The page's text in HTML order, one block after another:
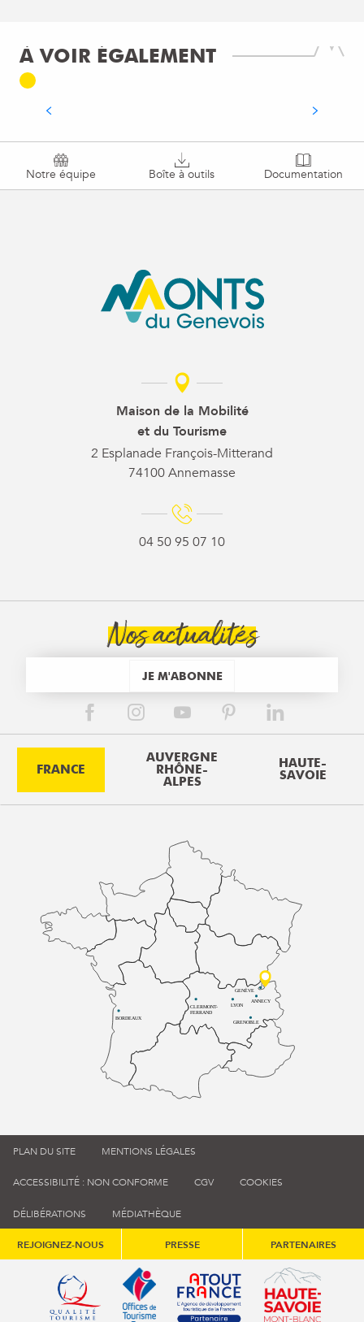
À VOIR ÉGALEMENT
facturation afin de se conformer à la réforme
Notre équipe Boîte à outils Documentation
Maison de la Mobilité
et du Tourisme
2 Esplanade François-Mitterand
74100 Annemasse
04 50 95 07 10
Nos actualités
JE M'ABONNE
FRANCE
AUVERGNE
RHÔNE-
ALPES
HAUTE-
SAVOIE
BORDEAUX
CLERMONT-
FERRAND
LYON
ANNECY
GRENOBLE
GENÈVE
PLAN DU SITE MENTIONS LÉGALES
ACCESSIBILITÉ : NON CONFORME CGV COOKIES
DÉLIBÉRATIONS MÉDIATHÈQUE
REJOIGNEZ-NOUS PRESSE PARTENAIRES
Qualité tourisme (s'ouvre dans une nouvelle fenêtre)
Office de tourisme de France (s'ouvre
Atout France (s'ouvre dans